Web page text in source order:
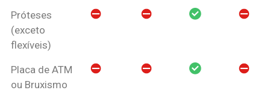
Próteses
(exceto
flexíveis)
Placa de ATM
ou Bruxismo